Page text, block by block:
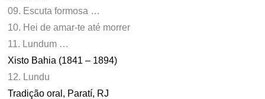
09. Escuta formosa …
10. Hei de amar-te até morrer
11. Lundum …
Xisto Bahia (1841 – 1894)
12. Lundu
Tradição oral, Paratí, RJ